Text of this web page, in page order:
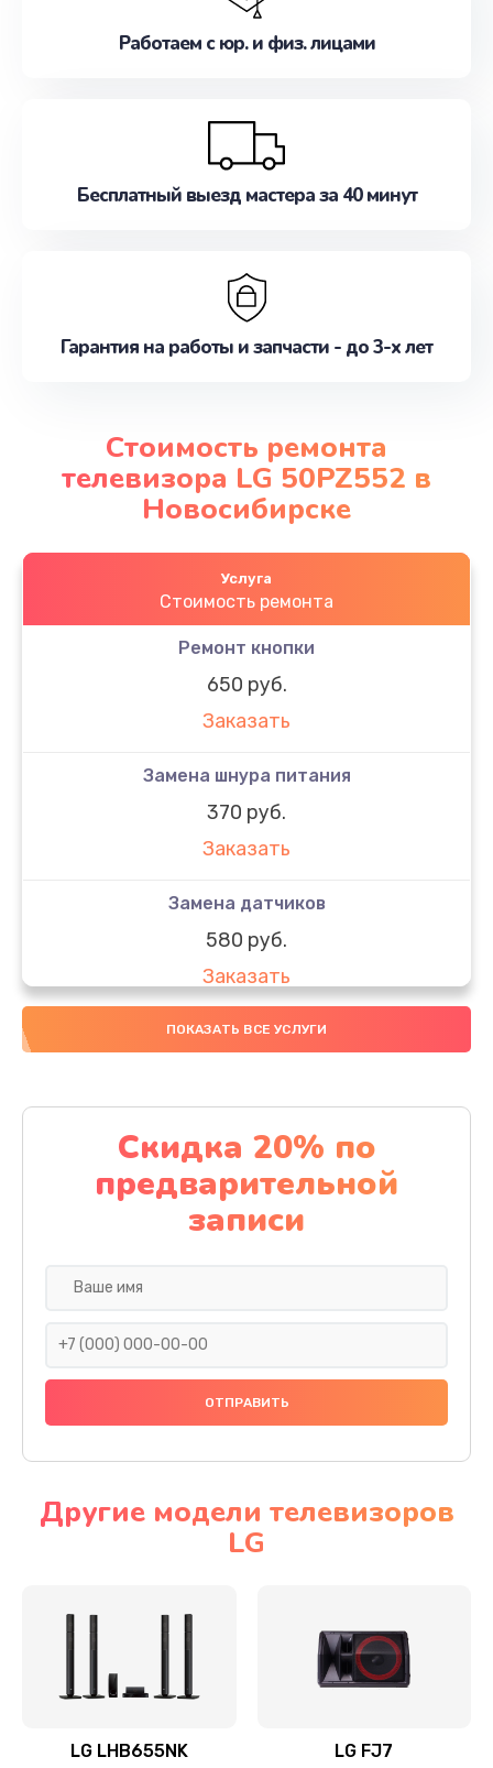
Работаем с юр. и физ. лицами
Бесплатный выезд мастера за 40 минут
Гарантия на работы и запчасти - до 3-х лет
Стоимость ремонта
телевизора LG 50PZ552 в
Новосибирске
Услуга
Стоимость ремонта
Ремонт кнопки
650 руб.
Заказать
Замена шнура питания
370 руб.
Заказать
Замена датчиков
580 руб.
Заказать
Комплексная чистка
Заказать
Замена дисплея (экрана)
2000 руб.
Заказать
Ремонт платы электроники
Прошивка
Ремонт механики привода
Ремонт / замена кнопок, клавиш, индикаторов,
ПОКАЗАТЬ ВСЕ УСЛУГИ
Скидка 20% по
предварительной
записи
Другие модели телевизоров
LG
LG LHB655NK LG FJ7